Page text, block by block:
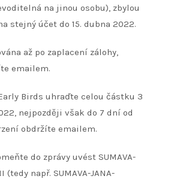
na jinou osobu), zbylou
stejný účet do 15. dubna 2022.
až po zaplacení zálohy,
emailem.
Birds uhraďte celou částku 3
nejpozději však do 7 dní od
obdržíte emailem.
do zprávy uvést SUMAVA-
(tedy např. SUMAVA-JANA-